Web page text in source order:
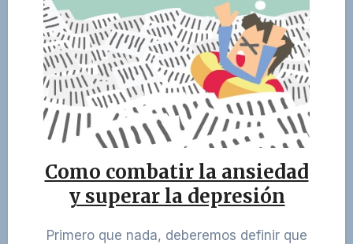
Como combatir la ansiedad
y superar la depresión
Primero que nada, deberemos definir que